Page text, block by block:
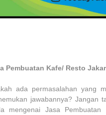
Pembuatan Kafe/ Resto
ada permasalahan yang
jawabannya? Jangan
mengenai Jasa